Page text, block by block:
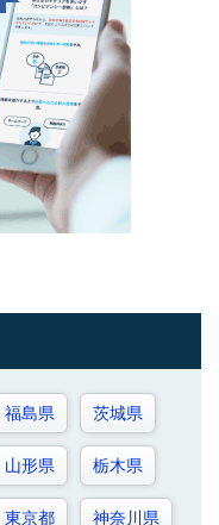
福島県 茨城県
山形県 栃木県
東京都 神奈川県